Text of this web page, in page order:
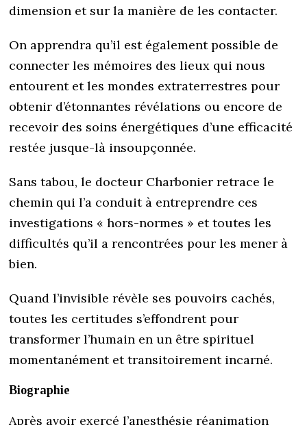
dimension et sur la manière de les contacter.
On apprendra qu’il est également possible de
connecter les mémoires des lieux qui nous
entourent et les mondes extraterrestres pour
obtenir d’étonnantes révélations ou encore de
recevoir des soins énergétiques d’une efficacité
restée jusque-là insoupçonnée.
Sans tabou, le docteur Charbonier retrace le
chemin qui l’a conduit à entreprendre ces
investigations « hors-normes » et toutes les
difficultés qu’il a rencontrées pour les mener à
bien.
Quand l’invisible révèle ses pouvoirs cachés,
toutes les certitudes s’effondrent pour
transformer l’humain en un être spirituel
momentanément et transitoirement incarné.
Biographie
Après avoir exercé l’anesthésie réanimation